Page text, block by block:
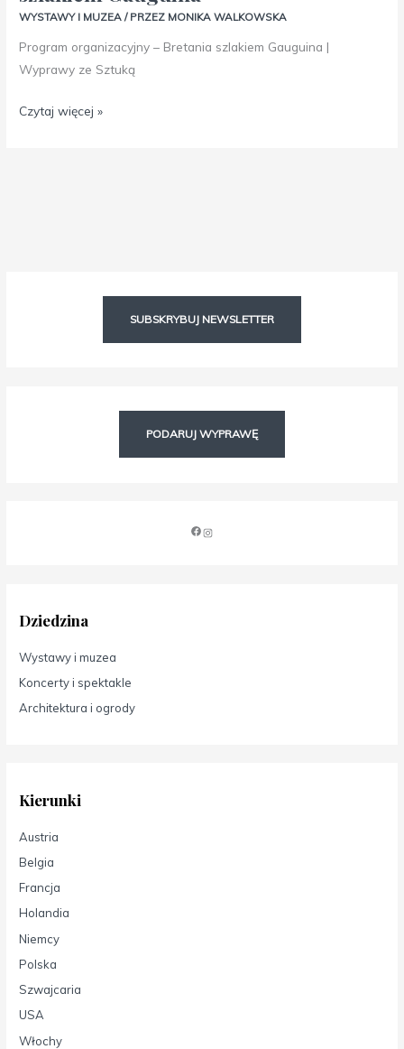
WYSTAWY I MUZEA / PRZEZ MONIKA WALKOWSKA
Program organizacyjny – Bretania szlakiem Gauguina |
Wyprawy ze Sztuką
Czytaj więcej »
SUBSKRYBUJ NEWSLETTER
PODARUJ WYPRAWĘ
Dziedzina
Wystawy i muzea
Koncerty i spektakle
Architektura i ogrody
Kierunki
Austria
Belgia
Francja
Holandia
Niemcy
Polska
Szwajcaria
USA
Włochy